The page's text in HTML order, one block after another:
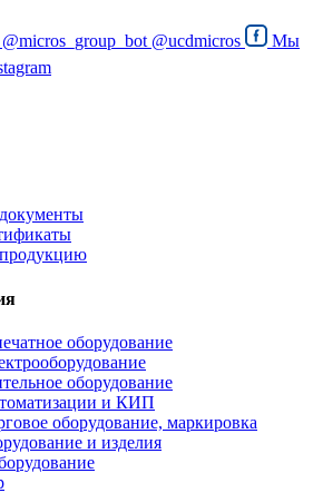
@micros_group_bot @ucdmicros
Мы
оборудование
оборудование
и КИП
оборудование, маркировка
и изделия